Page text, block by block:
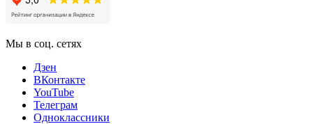
Мы в соц. сетях
Дзен
ВКонтакте
YouTube
Телеграм
Одноклассники